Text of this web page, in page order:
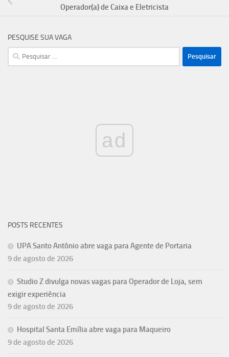
Operador(a) de Caixa e Eletricista
PESQUISE SUA VAGA
Pesquisar
por:
ad
POSTS RECENTES
UPA Santo Antônio abre vaga para Agente de Portaria
9 de agosto de 2026
Studio Z divulga novas vagas para Operador de Loja, sem
exigir experiência
9 de agosto de 2026
Hospital Santa Emília abre vaga para Maqueiro
9 de agosto de 2026